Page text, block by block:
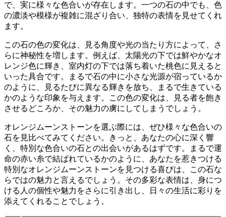
で、実に様々な色合いが存在します。一つの石の中でも、色
の濃淡や模様が複雑に混ざり合い、独特の表情を見せてくれ
ます。
この石の色の変化は、見る角度や光の当たり方によって、さ
らに神秘性を増します。例えば、太陽光の下では鮮やかなオ
レンジ色に輝き、室内灯の下では落ち着いた桃色に見えると
いった具合です。まるで石の中に小さな光源が宿っているか
のように、
見るたびに異なる輝きを放ち、まるで生きている
かのような印象 を与えます。この色の変化は、見る者を飽き
させるどころか、その魅力の虜にしてしまうでしょう。
オレンジムーンストーンを選ぶ際には、ぜひ様々な色合いの
石を見比べてみてください。きっと、 あなたの心に深く響
く、特別な色合いの石との出会いがあるはずです。まるで運
命の赤い糸で結ばれているかのように、あなたを惹きつける
特別なオレンジムーンストーンを見つける喜びは、この石な
らではの魅力と言えるでしょう。その多彩な表情は、身につ
ける人の個性や魅力をさらに引き出し、日々の生活に彩りを
添えてくれることでしょう。